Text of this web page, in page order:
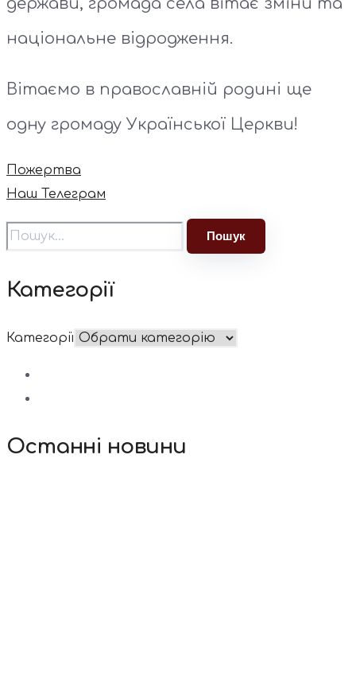
національне відродження.
Вітаємо в православній родині ще
одну громаду Української Церкви!
Пожертва
Наш Телеграм
Категорії
Категорії
Останні новини